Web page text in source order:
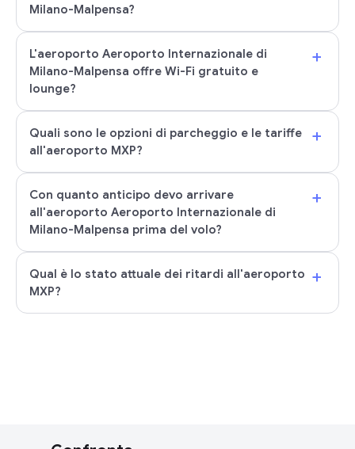
Milano-Malpensa?
L'aeroporto Aeroporto Internazionale di
Milano-Malpensa offre Wi-Fi gratuito e
lounge?
+
Quali sono le opzioni di parcheggio e le tariffe
all'aeroporto MXP?
+
Con quanto anticipo devo arrivare
all'aeroporto Aeroporto Internazionale di
Milano-Malpensa prima del volo?
+
Qual è lo stato attuale dei ritardi all'aeroporto
MXP?
+